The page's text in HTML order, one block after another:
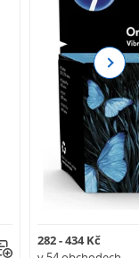
282 - 434 Kč
Next